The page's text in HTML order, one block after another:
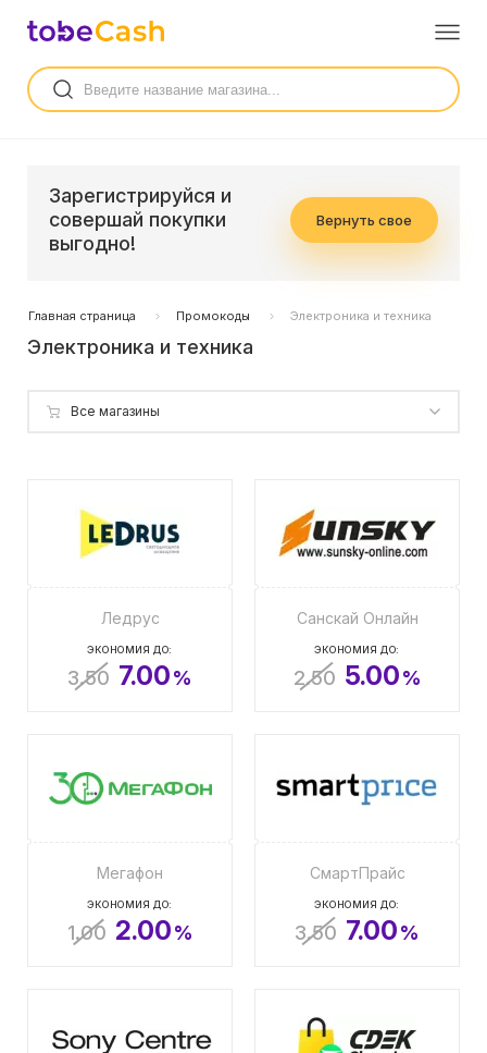
Зарегистрируйся и
совершай покупки
выгодно!
Вернуть свое
Главная страница Промокоды Электроника и техника
Электроника и техника
Все магазины
Ледрус
ЭКОНОМИЯ ДО:
3.50 7.00%
Санскай Онлайн
ЭКОНОМИЯ ДО:
2.50 5.00%
Мегафон
ЭКОНОМИЯ ДО:
1.00 2.00%
СмартПрайс
ЭКОНОМИЯ ДО:
3.50 7.00%